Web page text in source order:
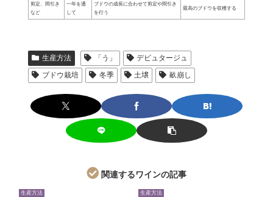
剪定、間引き
など
一年を通
して
ブドウの成長に合わせて剪定や間引き
を行う
最高のブドウを収穫する
生産方法 「う」
デビュタージュ
ブドウ栽培
冬季 土壌 畝崩し
関連するワインの記事
生産方法 生産方法